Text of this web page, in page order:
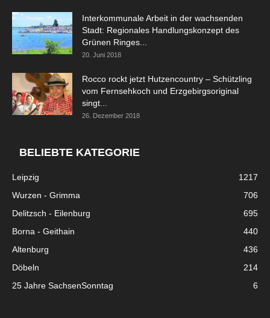
Interkommunale Arbeit in der wachsenden
Stadt: Regionales Handlungskonzept des
Grünen Ringes...
20. Juni 2018
Rocco rockt jetzt Hutzencountry – Schützling
vom Fernsehkoch und Erzgebirgsoriginal
singt...
26. Dezember 2018
BELIEBTE KATEGORIE
Leipzig
1217
Wurzen - Grimma
706
Delitzsch - Eilenburg
695
Borna - Geithain
440
Altenburg
436
Döbeln
214
25 Jahre SachsenSonntag
6